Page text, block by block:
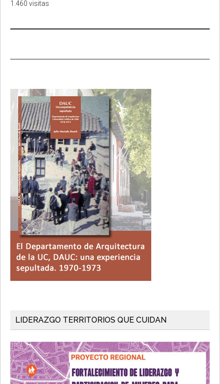
1.460 visitas
Primary
Sidebar
LIDERAZGO TERRITORIOS QUE CUIDAN